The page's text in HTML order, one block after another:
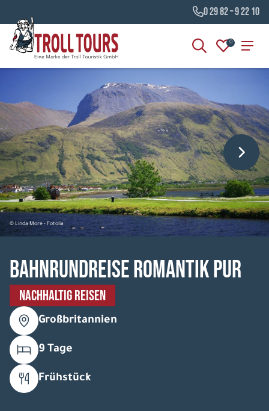
0 29 82 – 9 22 10
0
© Linda More - Fotolia
Bahnrundreise Romantik pur
NACHHALTIG REISEN
Großbritannien
9 Tage
Frühstück